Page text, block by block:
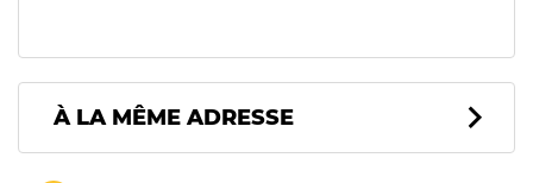
À LA MÊME ADRESSE